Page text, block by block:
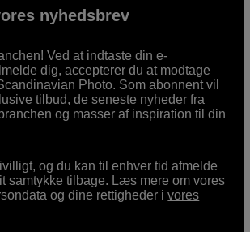
nyhedsbrev
Ved at indtaste din e-
dig, accepterer du at modtage
Photo. Som abonnent vil
tilbud, de seneste nyheder fra
og masser af inspiration til din
og du kan til enhver tid afmelde
samtykke tilbage. Læs mere om vores
og dine rettigheder ivores